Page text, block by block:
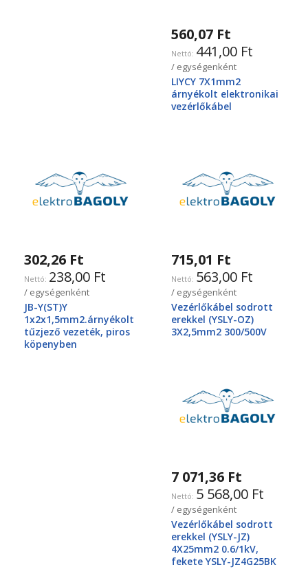
560,07 Ft
441,00 Ft
/ egységenként
LIYCY 7X1mm2
árnyékolt elektronikai
vezérlőkábel
302,26 Ft
238,00 Ft
/ egységenként
JB-Y(ST)Y
1x2x1,5mm2.árnyékolt
tűzjező vezeték, piros
köpenyben
715,01 Ft
563,00 Ft
/ egységenként
Vezérlőkábel sodrott
erekkel (YSLY-OZ)
3X2,5mm2 300/500V
7 071,36 Ft
5 568,00 Ft
/ egységenként
Vezérlőkábel sodrott
erekkel (YSLY-JZ)
4X25mm2 0.6/1kV,
fekete YSLY-JZ4G25BK